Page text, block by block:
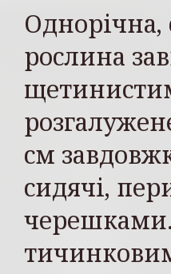
Однорічна,
рослина
см
сидячі,